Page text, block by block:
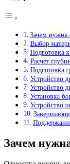
Зачем нужна
Выбор
Подготовка
Расчет
Подготовка
Устройство
Устройство
Установка
Устройство
Зачем